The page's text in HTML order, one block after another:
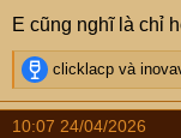
E cũng nghĩ là chỉ
R
e
a
clicklacp và
10:07 24/04/2026